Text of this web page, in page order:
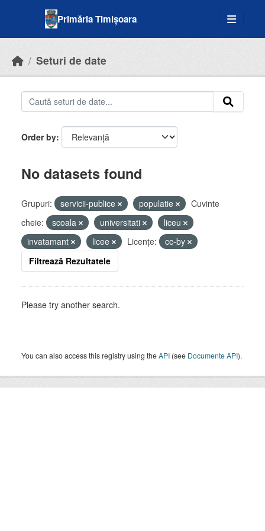
Primăria Timișoara
Seturi de date
Order by
No datasets found
Grupuri: servicii-publice populatie
Cuvinte
cheie:
scoala universitati
liceu
invatamant
licee Licenţe:
cc-by
Filtrează Rezultatele
Please try another search.
You can also access this registry using theAPI (see Documente API).